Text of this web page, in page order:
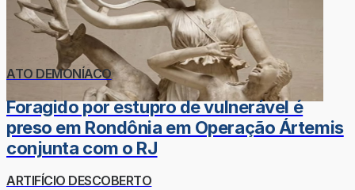
ATO DEMONÍACO
Foragido por estupro de vulnerável é
preso em Rondônia em Operação Ártemis
conjunta com o RJ
ARTIFÍCIO DESCOBERTO